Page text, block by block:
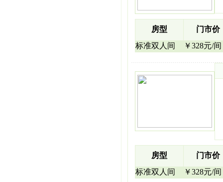
房型
门市价
标准双人间
￥328元/间
房型
门市价
标准双人间
￥328元/间